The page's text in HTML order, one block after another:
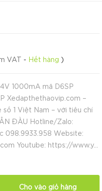
VAT - Hết hàng )
1000mA mã D6SP
Xedapthethaovip.com –
số 1 Việt Nam – với tiêu chí
ĐẦU Hotline/Zalo:
098.9933.958 Website:
Youtube: https://www.y...
Cho vào giỏ hàng